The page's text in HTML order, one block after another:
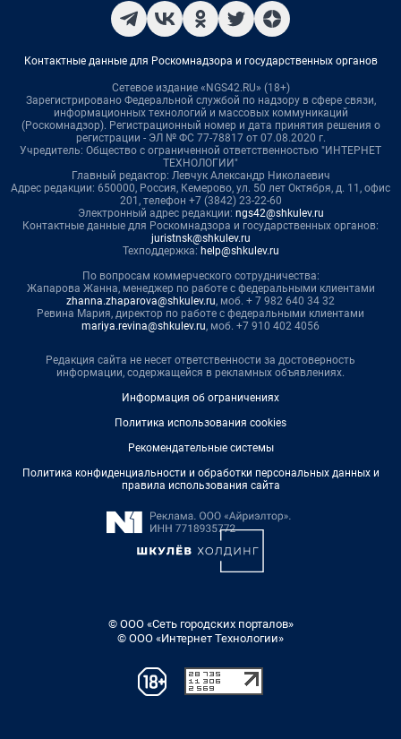
Контактные данные для Роскомнадзора и государственных органов
Сетевое издание «NGS42.RU» (18+)
Зарегистрировано Федеральной службой по надзору в сфере связи,
информационных технологий и массовых коммуникаций
(Роскомнадзор). Регистрационный номер и дата принятия решения о
регистрации - ЭЛ № ФС 77-78817 от 07.08.2020 г.
Учредитель: Общество с ограниченной ответственностью "ИНТЕРНЕТ
ТЕХНОЛОГИИ"
Главный редактор: Левчук Александр Николаевич
Адрес редакции: 650000, Россия, Кемерово, ул. 50 лет Октября, д. 11, офис
201, телефон +7 (3842) 23-22-60
Электронный адрес редакции: ngs42@shkulev.ru
Контактные данные для Роскомнадзора и государственных органов:
juristnsk@shkulev.ru
Техподдержка: help@shkulev.ru
По вопросам коммерческого сотрудничества:
Жапарова Жанна, менеджер по работе с федеральными клиентами
zhanna.zhaparova@shkulev.ru, моб. + 7 982 640 34 32
Ревина Мария, директор по работе с федеральными клиентами
mariya.revina@shkulev.ru, моб. +7 910 402 4056
Редакция сайта не несет ответственности за достоверность
информации, содержащейся в рекламных объявлениях.
Информация об ограничениях
Политика использования cookies
Рекомендательные системы
Политика конфиденциальности и обработки персональных данных и
правила использования сайта
© ООО «Сеть городских порталов»
© ООО «Интернет Технологии»